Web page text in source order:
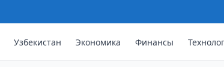
Узбекистан Экономика Финансы